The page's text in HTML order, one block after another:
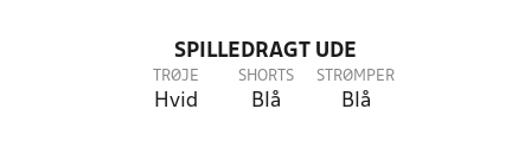
SPILLEDRAGT UDE
TRØJE
Hvid
SHORTS
Blå
STRØMPER
Blå